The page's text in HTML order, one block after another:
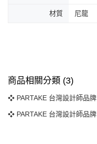
材質 尼龍
商品相關分類 (3)
❖ PARTAKE 台灣設計師品牌
❖ PARTAKE 台灣設計師品牌